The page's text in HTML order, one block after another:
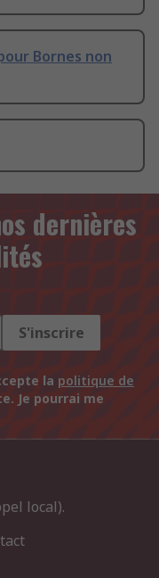
Bornes non
dernières
S'inscrire
la politique de
Je pourrai me
local).